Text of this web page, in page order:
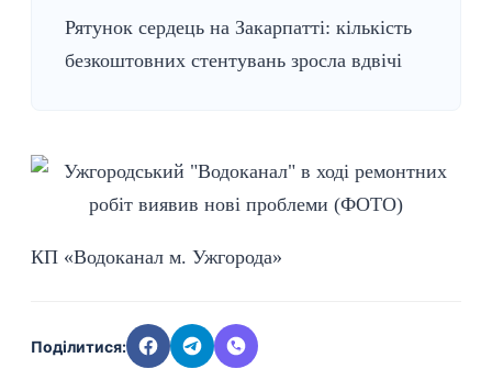
Рятунок сердець на Закарпатті: кількість
безкоштовних стентувань зросла вдвічі
КП «Водоканал м. Ужгорода»
Поділитися: